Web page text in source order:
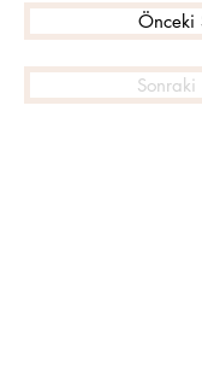
Önceki
Sonraki